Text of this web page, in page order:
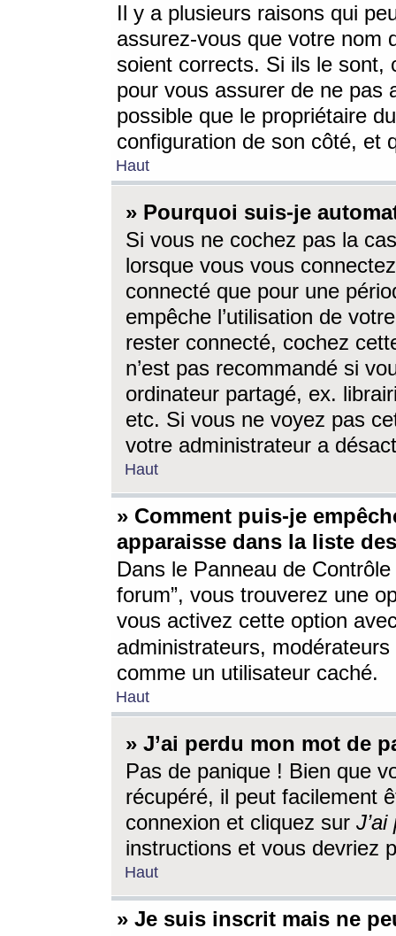
Il y a plusieurs raisons qui
assurez-vous que votre nom
soient corrects. Si ils le sont,
pour vous assurer de ne pas
possible que le propriétaire
configuration de son côté, et
Haut
» Pourquoi suis-je
Si vous ne cochez pas la
lorsque vous vous
connecté que pour une
empêche l’utilisation de
rester connecté, cochez
n’est pas recommandé si
ordinateur partagé, ex.
etc. Si vous ne voyez pas
votre administrateur a
Haut
» Comment puis-je
apparaisse dans la liste
Dans le Panneau de
forum”, vous trouverez une
vous activez cette option
administrateurs,
comme un utilisateur caché.
Haut
» J’ai perdu mon mot de
Pas de panique ! Bien que
récupéré, il peut facilement
connexion et cliquez sur
instructions et vous devriez
Haut
» Je suis inscrit mais ne